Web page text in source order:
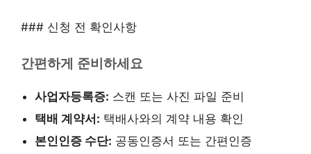
### 신청 전 확인사항
간편하게 준비하세요
사업자등록증: 스캔 또는 사진 파일 준비
택배 계약서: 택배사와의 계약 내용 확인
본인인증 수단: 공동인증서 또는 간편인증